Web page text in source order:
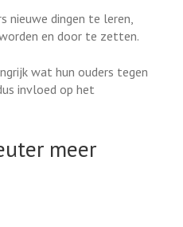
nieuwe dingen te leren,
en door te zetten.
wat hun ouders tegen
invloed op het
meer